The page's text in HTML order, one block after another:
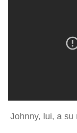
Johnny, lui, a su